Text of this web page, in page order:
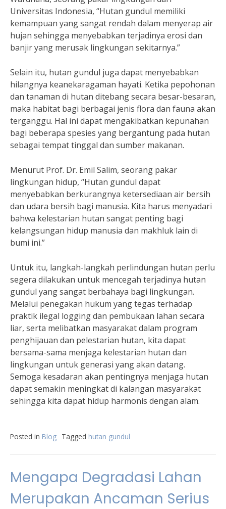
Universitas Indonesia, “Hutan gundul memiliki
kemampuan yang sangat rendah dalam menyerap air
hujan sehingga menyebabkan terjadinya erosi dan
banjir yang merusak lingkungan sekitarnya.”
Selain itu, hutan gundul juga dapat menyebabkan
hilangnya keanekaragaman hayati. Ketika pepohonan
dan tanaman di hutan ditebang secara besar-besaran,
maka habitat bagi berbagai jenis flora dan fauna akan
terganggu. Hal ini dapat mengakibatkan kepunahan
bagi beberapa spesies yang bergantung pada hutan
sebagai tempat tinggal dan sumber makanan.
Menurut Prof. Dr. Emil Salim, seorang pakar
lingkungan hidup, “Hutan gundul dapat
menyebabkan berkurangnya ketersediaan air bersih
dan udara bersih bagi manusia. Kita harus menyadari
bahwa kelestarian hutan sangat penting bagi
kelangsungan hidup manusia dan makhluk lain di
bumi ini.”
Untuk itu, langkah-langkah perlindungan hutan perlu
segera dilakukan untuk mencegah terjadinya hutan
gundul yang sangat berbahaya bagi lingkungan.
Melalui penegakan hukum yang tegas terhadap
praktik ilegal logging dan pembukaan lahan secara
liar, serta melibatkan masyarakat dalam program
penghijauan dan pelestarian hutan, kita dapat
bersama-sama menjaga kelestarian hutan dan
lingkungan untuk generasi yang akan datang.
Semoga kesadaran akan pentingnya menjaga hutan
dapat semakin meningkat di kalangan masyarakat
sehingga kita dapat hidup harmonis dengan alam.
Posted in Blog Tagged hutan gundul
Mengapa Degradasi Lahan
Merupakan Ancaman Serius